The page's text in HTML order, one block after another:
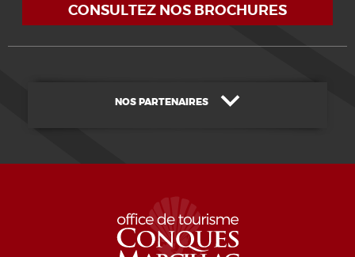
CONSULTEZ NOS BROCHURES
NOS PARTENAIRES